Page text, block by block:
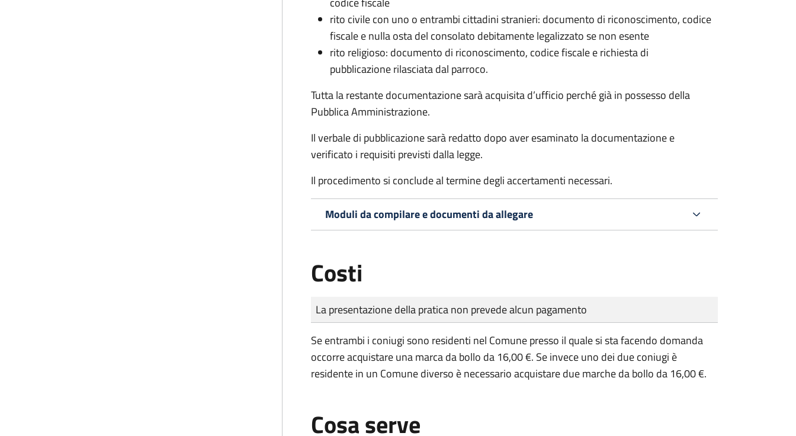
rito civile con uno o entrambi cittadini stranieri: documento di riconoscimento, codice
fiscale e nulla osta del consolato debitamente legalizzato se non esente
rito religioso: documento di riconoscimento, codice fiscale e richiesta di
pubblicazione rilasciata dal parroco.
Tutta la restante documentazione sarà acquisita d’ufficio perché già in possesso della
Pubblica Amministrazione.
Il verbale di pubblicazione sarà redatto dopo aver esaminato la documentazione e
verificato i requisiti previsti dalla legge.
Il procedimento si conclude al termine degli accertamenti necessari.
Moduli da compilare e documenti da allegare
Costi
Tipo di pagamento
Importo
La presentazione della pratica non prevede alcun pagamento
Se entrambi i coniugi sono residenti nel Comune presso il quale si sta facendo domanda
occorre acquistare una marca da bollo da 16,00 €. Se invece uno dei due coniugi è
residente in un Comune diverso è necessario acquistare due marche da bollo da 16,00 €.
Cosa serve